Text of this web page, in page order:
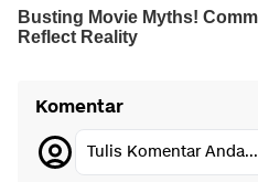
Komentar
Tulis Komentar Anda...